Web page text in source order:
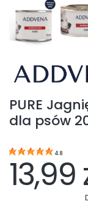
PURE
dla psów
4.8
13,99